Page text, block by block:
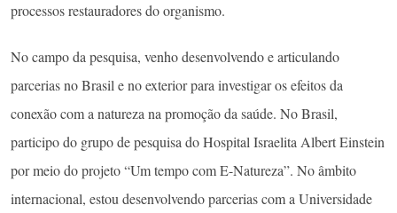
processos restauradores do organismo.
No campo da pesquisa, venho desenvolvendo e articulando
parcerias no Brasil e no exterior para investigar os efeitos da
conexão com a natureza na promoção da saúde. No Brasil,
participo do grupo de pesquisa do Hospital Israelita Albert Einstein
por meio do projeto “Um tempo com E-Natureza”. No âmbito
internacional, estou desenvolvendo parcerias com a Universidade